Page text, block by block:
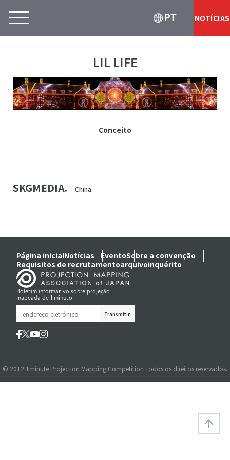
PT NOTÍCIAS
LIL LIFE
Conceito
SKGMEDIA. China
Página inicialNotícias EventoSobre a convenção
Requisitos de recrutamentoarquivoinquérito
Boletim informativo sobre projeção
mapeada de 1 minuto
© 2012 1minute Projection Mapping Competition Todos os direitos reservados.